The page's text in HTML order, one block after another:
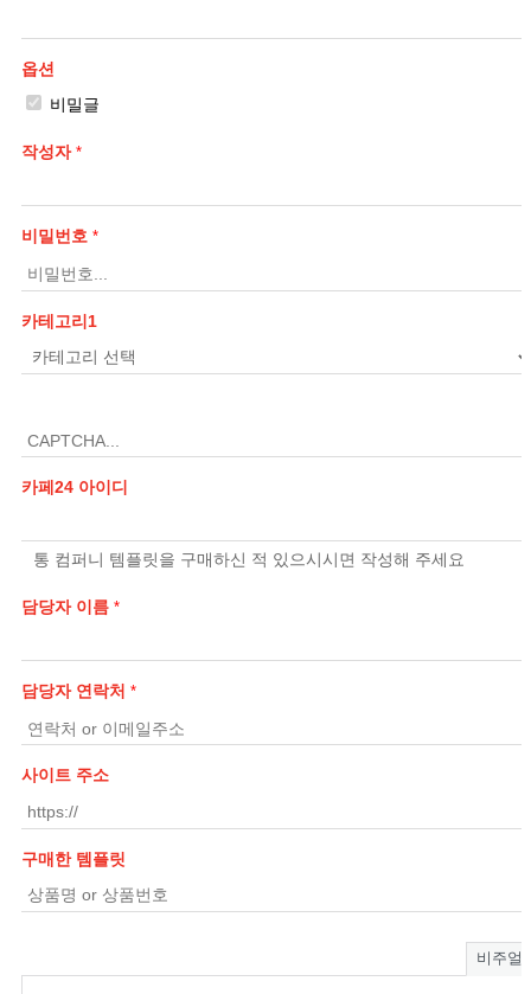
옵션
비밀글
작성자 *
비밀번호 *
카테고리1
카페24 아이디
통 컴퍼니 템플릿을 구매하신 적 있으시시면 작성해 주세요
담당자 이름 *
담당자 연락처 *
사이트 주소
구매한 템플릿
비주얼